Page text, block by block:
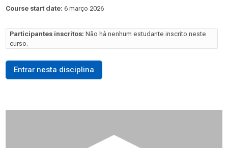
Course start date: 6 março 2026
Participantes inscritos: Não há nenhum estudante inscrito neste
curso.
Entrar nesta disciplina